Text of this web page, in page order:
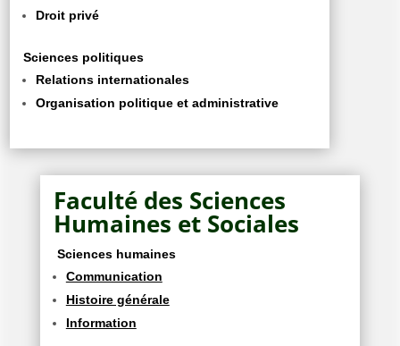
Droit privé
Sciences politiques
Relations internationales
Organisation politique et administrative
Faculté des Sciences
Humaines et Sociales
Sciences humaines
Communication
Histoire générale
Information